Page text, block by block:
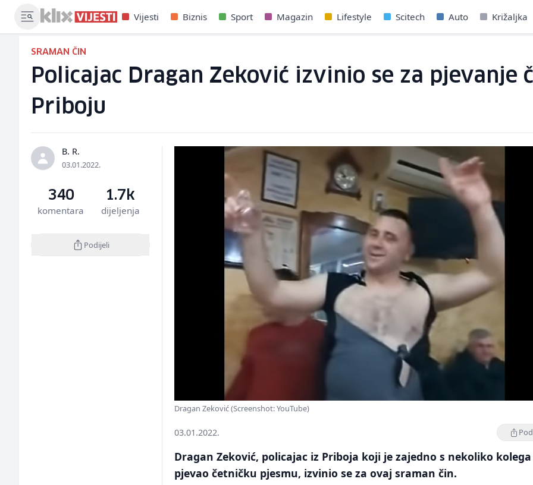
Vijesti Biznis Sport Magazin Lifestyle Scitech Auto Križaljka
SRAMAN ČIN
Policajac Dragan Zeković izvinio se za pjevanje
Priboju
B. R.
03.01.2022.
340
komentara
1.7k
dijeljenja
Podijeli
Dragan Zeković (Screenshot: YouTube)
03.01.2022.
Dragan Zeković, policajac iz Priboja koji je zajedno s nekoliko kolega
pjevao četničku pjesmu, izvinio se za ovaj sraman čin.